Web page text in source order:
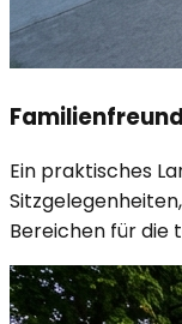
Ein praktisches
Bereichen für die